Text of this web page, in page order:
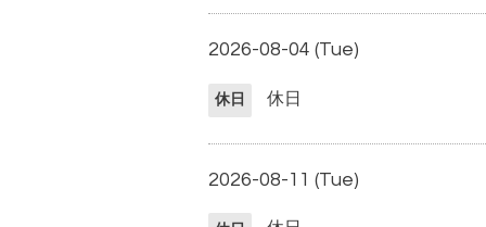
2026-08-04 (Tue)
休日 休日
2026-08-11 (Tue)